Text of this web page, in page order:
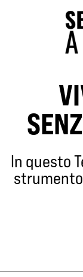
In questo